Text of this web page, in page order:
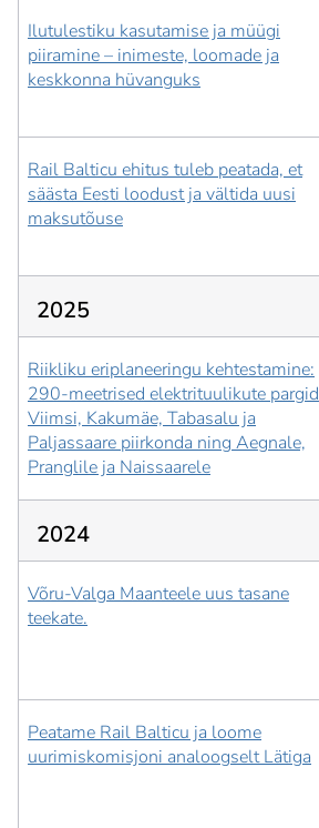
Ilutulestiku kasutamise ja müügi
piiramine – inimeste, loomade ja
keskkonna hüvanguks
Rail Balticu ehitus tuleb peatada, et
säästa Eesti loodust ja vältida uusi
maksutõuse
2025
Riikliku eriplaneeringu kehtestamine:
290-meetrised elektrituulikute pargid
Viimsi, Kakumäe, Tabasalu ja
Paljassaare piirkonda ning Aegnale,
Pranglile ja Naissaarele
2024
Võru-Valga Maanteele uus tasane
teekate.
Peatame Rail Balticu ja loome
uurimiskomisjoni analoogselt Lätiga